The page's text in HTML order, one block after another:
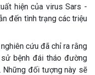
hiện của virus Sars -
đến tình trạng các triệu
cứu đã chỉ ra rằng
bệnh đái tháo đường
đối tượng này sẽ